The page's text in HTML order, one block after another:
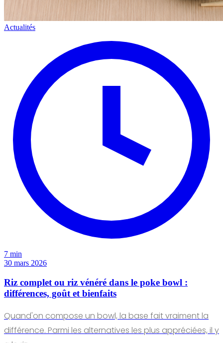
Actualités
7 min
30 mars 2026
Riz complet ou riz vénéré dans le poke bowl :
différences, goût et bienfaits
Quand'on compose un bowl, la base fait vraiment la
différence. Parmi les alternatives les plus appréciées, il y